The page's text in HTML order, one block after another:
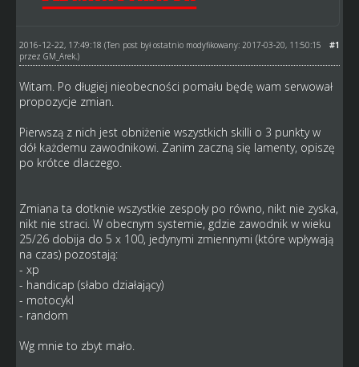
#1
2016-12-22, 17:49:18 (Ten post był ostatnio modyfikowany: 2017-03-20, 11:50:15
przez GM_Arek.)
Witam. Po długiej nieobecności pomału będę wam serwował
propozycje zmian.
Pierwszą z nich jest obniżenie wszystkich skilli o 3 punkty w
dół każdemu zawodnikowi. Zanim zaczną się lamenty, opiszę
po krótce dlaczego.
Zmiana ta dotknie wszystkie zespoły po równo, nikt nie zyska,
nikt nie straci. W obecnym systemie, gdzie zawodnik w wieku
25/26 dobija do 5 x 100, jedynymi zmiennymi (które wpływają
na czas) pozostają:
- xp
- handicap (słabo działający)
- motocykl
- random
Wg mnie to zbyt mało.